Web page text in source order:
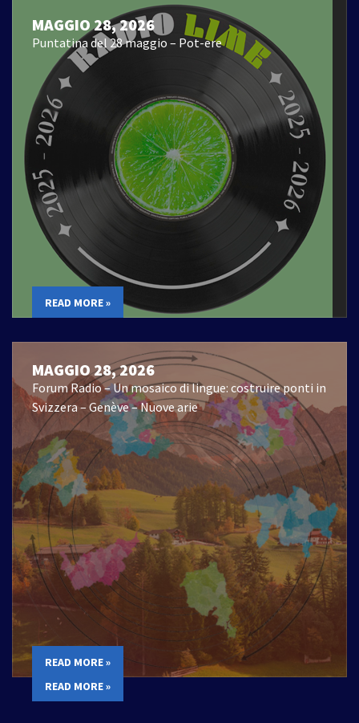
MAGGIO 28, 2026
Puntatina del 28 maggio – Pot-ere
READ MORE »
MAGGIO 28, 2026
Forum Radio – Un mosaico di lingue: costruire ponti in
Svizzera – Genève – Nuove arie
READ MORE »
READ MORE »